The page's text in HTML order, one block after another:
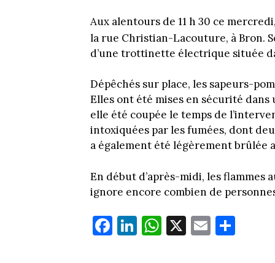
Aux alentours de 11 h 30 ce
la rue Christian-Lacouture, à Bron.
d’une trottinette électrique située
Dépêchés sur place, les sapeurs-
Elles ont été mises en sécurité dans
elle été coupée le temps de
intoxiquées par les fumées, dont
a également été légèrement brûlée
En début d’après-midi, les
ignore encore combien de
Fa
ce
Li
nk
W
ha
X E
m